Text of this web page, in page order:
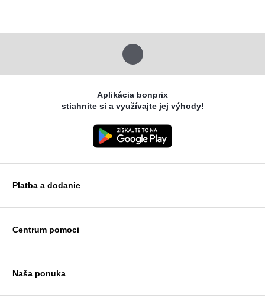
Aplikácia bonprix
stiahnite si a využívajte jej výhody!
Platba a dodanie
VISA
Apple pay
Slovenská pošta
Platba na dobierku
Centrum pomoci
Platba a dodanie
Vrátenie a reklamácia
Naša ponuka